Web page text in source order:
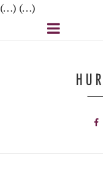
(…) (…)